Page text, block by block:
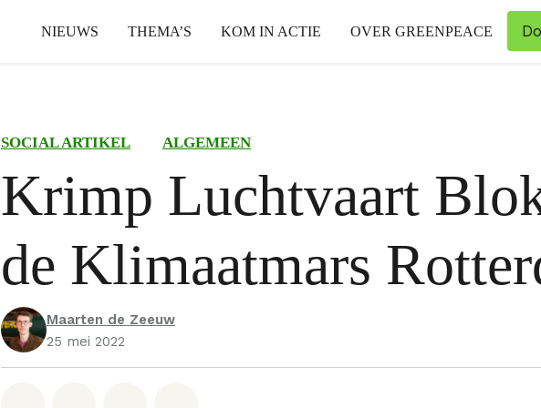
NIEUWS THEMA’S KOM IN ACTIE OVER GREENPEACE
SOCIAL ARTIKEL ALGEMEEN
Krimp Luchtvaart
de Klimaatmars
Maarten de Zeeuw
25 mei 2022